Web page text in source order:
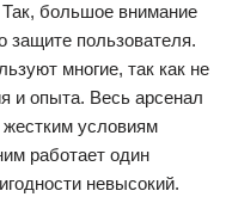
большое внимание
защите пользователя.
многие, так как не
и опыта. Весь арсенал
жестким условиям
работает один
невысокий.